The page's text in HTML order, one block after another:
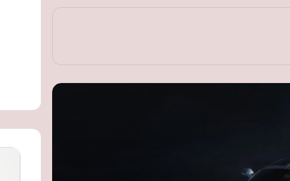
«السويدي إليكتريك» تنشئ مجمعًا صناعيًا
وسعر يبدأ من 139.9 ألف ريال